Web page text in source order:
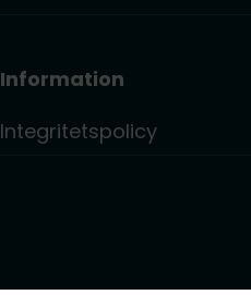
Information
Integritetspolicy